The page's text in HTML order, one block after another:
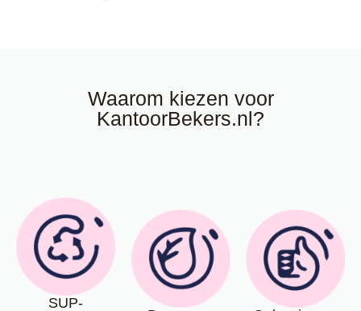
Waarom kiezen voor
KantoorBekers.nl?
SUP-